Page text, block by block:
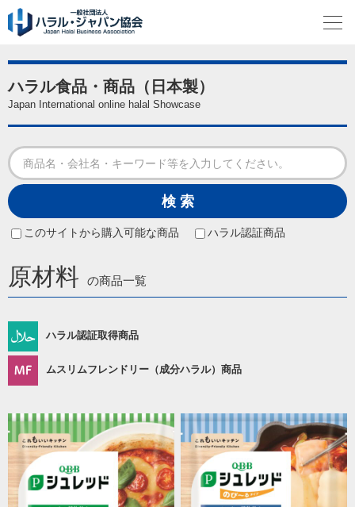
ハラル食品・商品（日本製）
Japan International online halal Showcase
このサイトから購入可能な商品 ハラル認証商品
原材料 の商品一覧
ハラル認証取得商品
ムスリムフレンドリー（成分ハラル）商品